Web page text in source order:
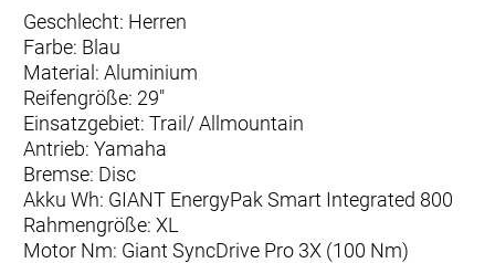
Geschlecht: Herren
Farbe: Blau
Material: Aluminium
Reifengröße: 29"
Einsatzgebiet: Trail/ Allmountain
Antrieb: Yamaha
Bremse: Disc
Akku Wh: GIANT EnergyPak Smart Integrated 800
Rahmengröße: XL
Motor Nm: Giant SyncDrive Pro 3X (100 Nm)